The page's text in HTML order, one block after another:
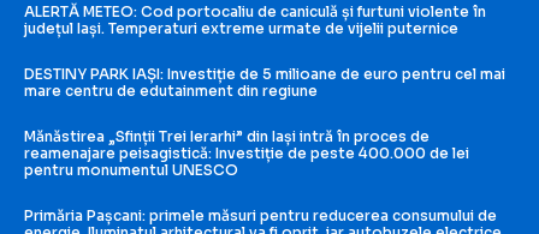
ALERTĂ METEO: Cod portocaliu de caniculă și furtuni violente în
județul Iași. Temperaturi extreme urmate de vijelii puternice
DESTINY PARK IAȘI: Investiție de 5 milioane de euro pentru cel mai
mare centru de edutainment din regiune
Mănăstirea „Sfinții Trei Ierarhi” din Iași intră în proces de
reamenajare peisagistică: Investiție de peste 400.000 de lei
pentru monumentul UNESCO
Primăria Pașcani: primele măsuri pentru reducerea consumului de